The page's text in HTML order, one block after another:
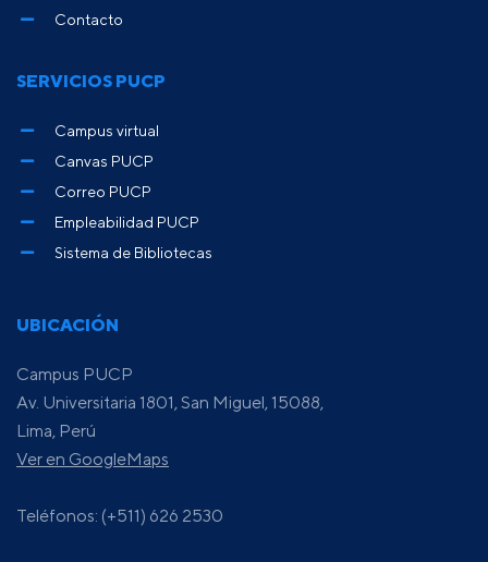
UBICACIÓN
Campus PUCP
Av. Universitaria 1801, San Miguel, 15088,
Lima, Perú
Ver en GoogleMaps
Teléfonos: (+511) 626 2530
Contacto
SERVICIOS PUCP
Campus virtual
Canvas PUCP
Correo PUCP
Empleabilidad PUCP
Sistema de Bibliotecas